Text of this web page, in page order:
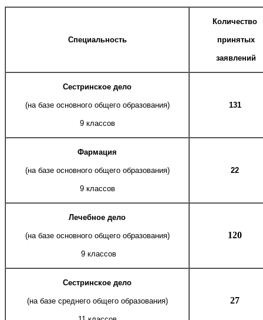
Специальность
Количество
принятых
заявлений
Сестринское дело
(на базе основного общего образования)
9 классов
131
Фармация
(на базе основного общего образования)
9 классов
22
Лечебное дело
(на базе основного общего образования)
9 классов
120
Сестринское дело
(на базе среднего общего образования) 27